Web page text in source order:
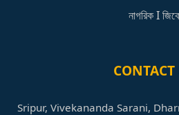
নাগরিক I
CONTACT
Sripur, Vivekananda Sarani,